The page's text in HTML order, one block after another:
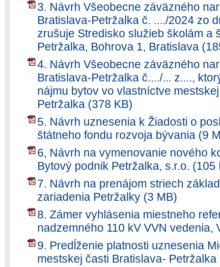
3. Návrh Všeobecne záväzného
Bratislava-Petržalka č. ..../2024 zo
zrušuje Stredisko služieb školám a
Petržalka, Bohrova 1, Bratislava
4. Návrh Všeobecne záväzného
Bratislava-Petržalka č..../... z....,
nájmu bytov vo vlastníctve
Petržalka (378 KB)
5. Návrh uznesenia k Žiadosti o
štátneho fondu rozvoja bývania (9
6, Návrh na vymenovanie nového
Bytový podnik Petržalka, s.r.o. (105
7. Návrh na prenájom striech
zariadenia Petržalky (3 MB)
8. Zámer vyhlásenia miestneho
nadzemného 110 kV VVN vedenia,
9. Predĺženie platnosti uznesenia
mestskej časti Bratislava-